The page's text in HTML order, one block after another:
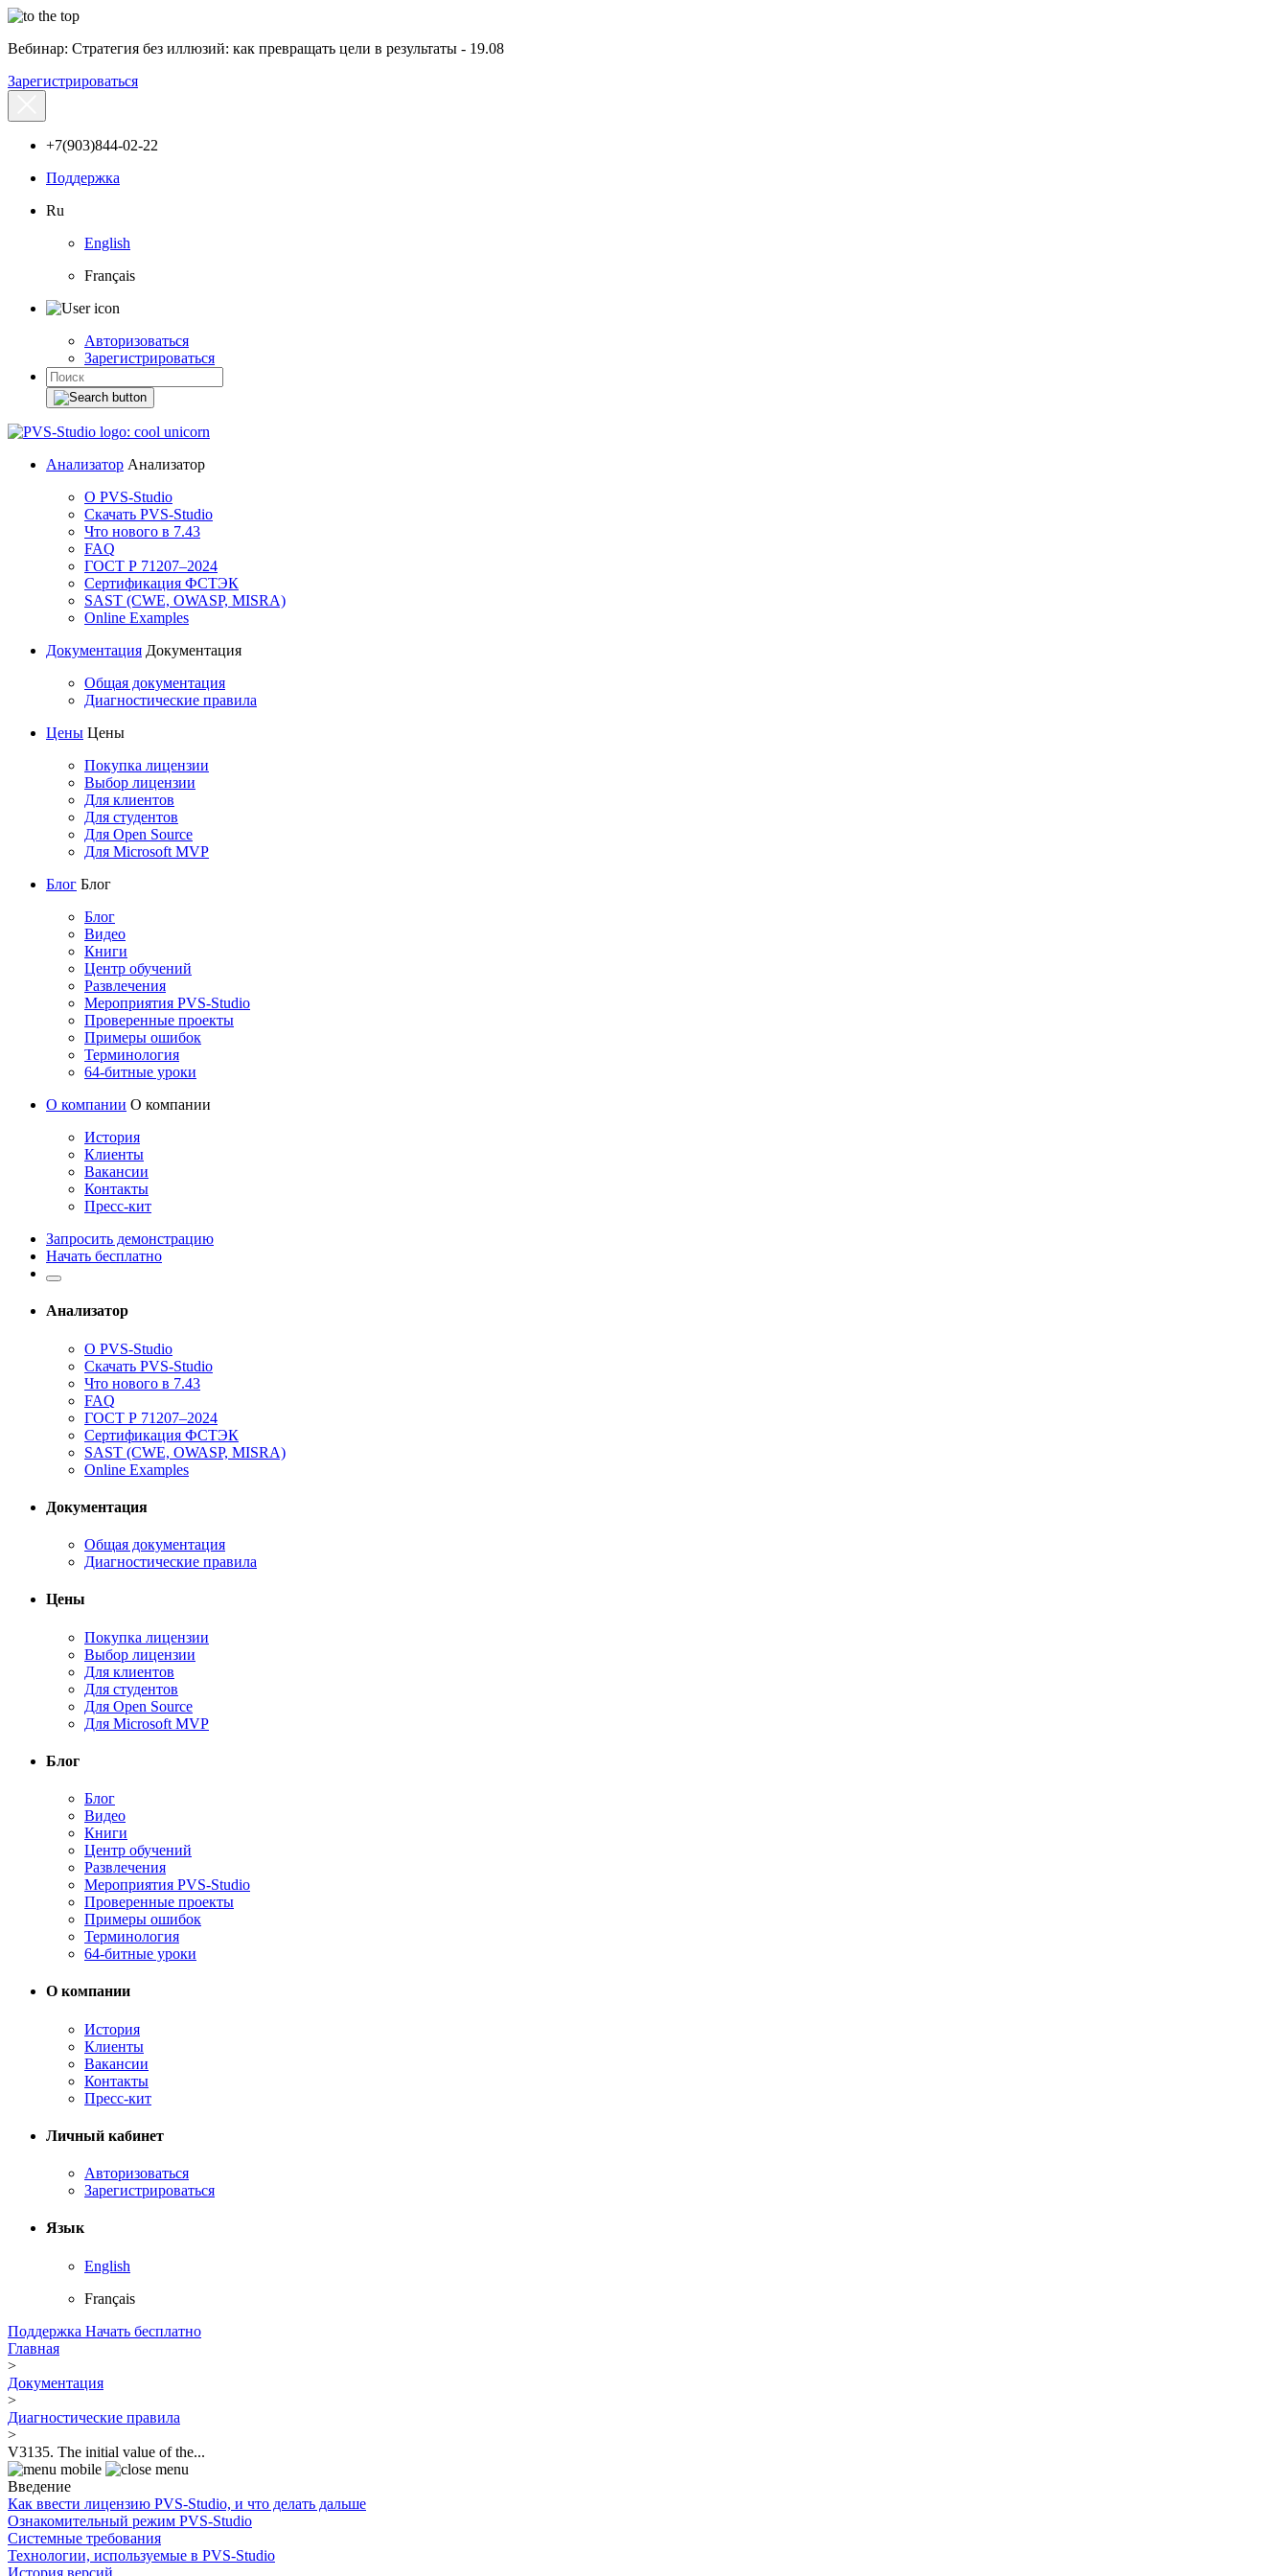
Вебинар: Стратегия без иллюзий: как превращать цели в результаты - 19.08
Зарегистрироваться
+7(903)844-02-22
Поддержка
Ru
English
Français
Авторизоваться
Зарегистрироваться
Анализатор Анализатор
О PVS-Studio
Скачать PVS-Studio
Что нового в 7.43
FAQ
ГОСТ Р 71207–2024
Сертификация ФСТЭК
SAST (CWE, OWASP, MISRA)
Online Examples
Документация Документация
Общая документация
Диагностические правила
Цены Цены
Покупка лицензии
Выбор лицензии
Для клиентов
Для студентов
Для Open Source
Для Microsoft MVP
Блог Блог
Блог
Видео
Книги
Центр обучений
Развлечения
Мероприятия PVS-Studio
Проверенные проекты
Примеры ошибок
Терминология
64-битные уроки
О компании О компании
История
Клиенты
Вакансии
Контакты
Пресс-кит
Запросить демонстрацию
Начать бесплатно
Анализатор
О PVS-Studio
Скачать PVS-Studio
Что нового в 7.43
FAQ
ГОСТ Р 71207–2024
Сертификация ФСТЭК
SAST (CWE, OWASP, MISRA)
Online Examples
Документация
Общая документация
Диагностические правила
Цены
Покупка лицензии
Выбор лицензии
Для клиентов
Для студентов
Для Open Source
Для Microsoft MVP
Блог
Блог
Видео
Книги
Центр обучений
Развлечения
Мероприятия PVS-Studio
Проверенные проекты
Примеры ошибок
Терминология
64-битные уроки
О компании
История
Клиенты
Вакансии
Контакты
Пресс-кит
Личный кабинет
Авторизоваться
Зарегистрироваться
Язык
English
Français
Поддержка Начать бесплатно
Главная
>
Документация
>
Диагностические правила
>
V3135. The initial value of the...
Введение
Как ввести лицензию PVS-Studio, и что делать дальше
Ознакомительный режим PVS-Studio
Системные требования
Технологии, используемые в PVS-Studio
История версий